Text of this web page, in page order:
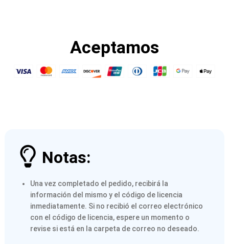
Aceptamos
Notas:
Una vez completado el pedido, recibirá la
información del mismo y el código de licencia
inmediatamente. Si no recibió el correo electrónico
con el código de licencia, espere un momento o
revise si está en la carpeta de correo no deseado.